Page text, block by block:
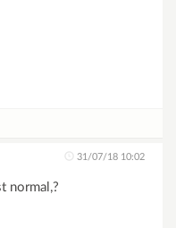
31/07/18 10:02
normal,?